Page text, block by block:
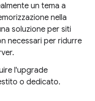
un tema a
nella
soluzione per siti
necessari per ridurre
l'upgrade
o dedicato.